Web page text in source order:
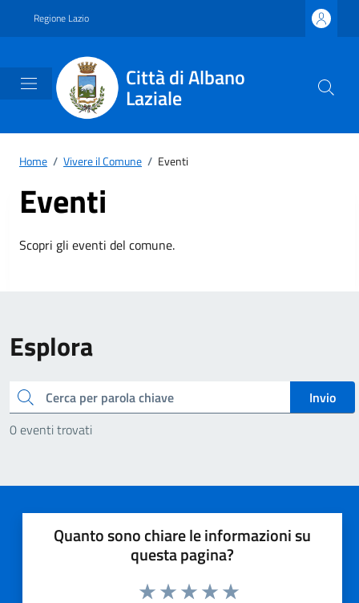
Regione Lazio
Città di Albano
Laziale
Home / Vivere il Comune / Eventi
Eventi
Scopri gli eventi del comune.
Esplora
Cerca
Invio
0 eventi trovati
Quanto sono chiare le informazioni su
questa pagina?